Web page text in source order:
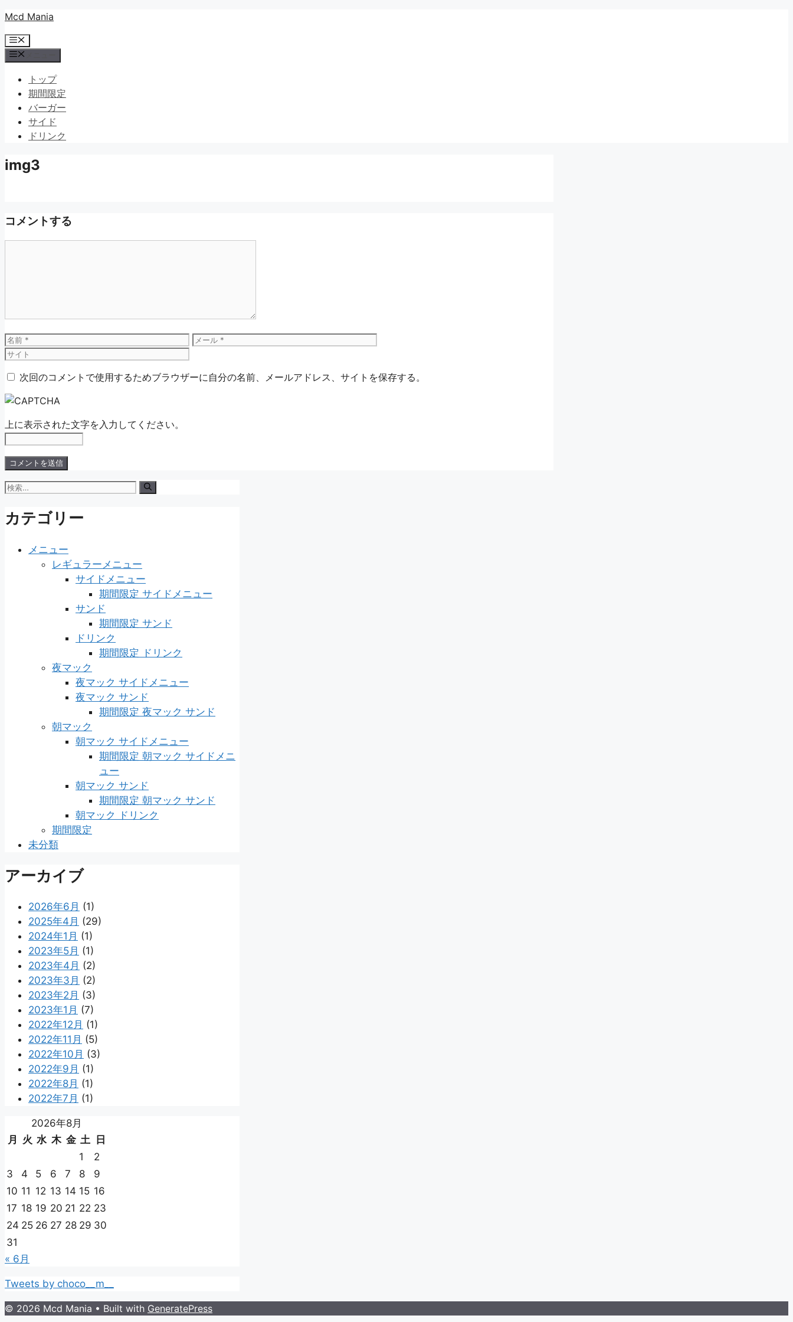
コ
テ
ン
Mcd Mania
メ
ニ
ュ
トップ
期間限定
バーガー
サイド
ドリンク
img3
コメントする
名
前
メ
次回のコメントで使用するためブラウザーに自分の名前、メールアドレス、サイトを保存する。
上に表示された文字を入力してください。
検
カテゴリー
メニュー
レギュラーメニュー
サイドメニュー
期間限定 サイドメニュー
サンド
期間限定 サンド
ドリンク
期間限定 ドリンク
夜マック
夜マック サイドメニュー
夜マック サンド
期間限定 夜マック サンド
朝マック
朝マック サイドメニュー
期間限定 朝マック サイドメニ
ュー
朝マック サンド
期間限定 朝マック サンド
朝マック ドリンク
期間限定
未分類
アーカイブ
2026年6月 (1)
2025年4月 (29)
2024年1月 (1)
2023年5月 (1)
2023年4月 (2)
2023年3月 (2)
2023年2月 (3)
2023年1月 (7)
2022年12月 (1)
2022年11月 (5)
2022年10月 (3)
2022年9月 (1)
2022年8月 (1)
2022年7月 (1)
2026年8月
月 火 水 木 金 土 日
1
2
3
4 5 6 7 8
9
10 11 12 13 14 15 16
17 18 19 20 21 22 23
24 25 26 27 28 29 30
31
« 6月
Tweets by choco__m__
© 2026 Mcd Mania • Built with GeneratePress